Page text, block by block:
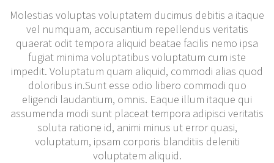
Molestias voluptas voluptatem ducimus debitis a itaque
vel numquam, accusantium repellendus veritatis
quaerat odit tempora aliquid beatae facilis nemo ipsa
fugiat minima voluptatibus voluptatum cum iste
impedit. Voluptatum quam aliquid, commodi alias quod
doloribus in.Sunt esse odio libero commodi quo
eligendi laudantium, omnis. Eaque illum itaque qui
assumenda modi sunt placeat tempora adipisci veritatis
soluta ratione id, animi minus ut error quasi,
voluptatum, ipsam corporis blanditiis deleniti
voluptatem aliquid.